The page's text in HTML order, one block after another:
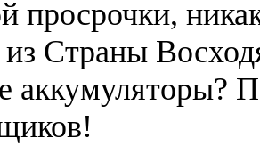
просрочки,
из Страны
аккумуляторы?